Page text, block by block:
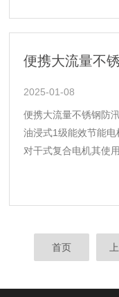
扬程又能达到对应参
便携大流量不
2025-01-08
便携大流量不锈钢防
油浸式1级能效节能
对干式复合电机其使
和润滑功能，1级高
程又能达到对应参数
首页